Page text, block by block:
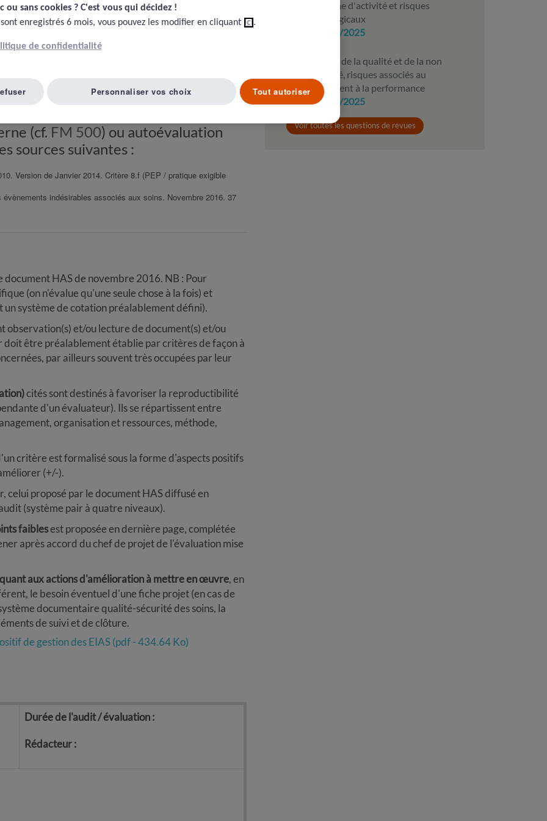
(cf. FM 500) ou autoévaluation
sources suivantes :
Version de Janvier 2014. Critère 8.f (PEP / pratique exigible
indésirables associés aux soins. Novembre 2016. 37
document HAS de novembre 2016. NB : Pour
(on n'évalue qu'une seule chose à la fois) et
un système de cotation préalablement défini).
observation(s) et/ou lecture de document(s) et/ou
doit être préalablement établie par critères de façon à
par ailleurs souvent très occupées par leur
cités sont destinés à favoriser la reproductibilité
d'un évaluateur). Ils se répartissent entre
organisation et ressources, méthode,
critère est formalisé sous la forme d'aspects positifs
(+/-).
celui proposé par le document HAS diffusé en
(système pair à quatre niveaux).
faiblesest proposée en dernière page, complétée
après accord du chef de projet de l'évaluation mise
aux actions d'amélioration à mettre en œuvre, en
le besoin éventuel d'une fiche projet (en cas de
documentaire qualité-sécurité des soins, la
de suivi et de clôture.
de gestion des EIAS (pdf - 434.64 Ko)
Durée de l'audit / évaluation :
Rédacteur :
Volume d'activité et risques
chirurgicaux
17/02/2025
Coûts de la qualité et de la non
qualité, risques associés au
paiement à la performance
17/02/2025
Voir toutes les questions de revues
ou sans cookies ? C'est vous qui décidez !​
enregistrés 6 mois, vous pouvez les modifier en cliquant ici.
de confidentialité
Tout autoriser
Personnaliser vos choix